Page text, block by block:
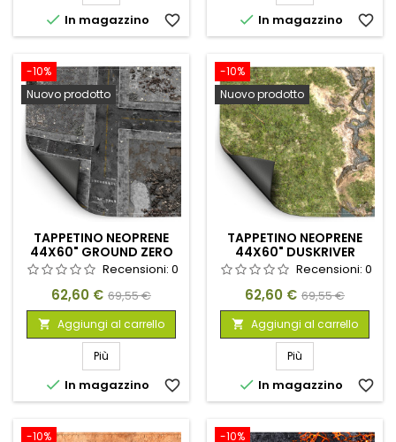
 In magazzino favorite_border  In magazzino favorite_border
-10%
Nuovo prodotto
TAPPETINO NEOPRENE
44X60" GROUND ZERO
DISTRICTRecensioni: 0
Prezzo
62,60 € Prezzo
base
69,55 €
 Aggiungi al carrello
Più
 In magazzino favorite_border
-10%
Nuovo prodotto
TAPPETINO NEOPRENE
44X60" DUSKRIVER
MEADOWSRecensioni: 0
Prezzo
62,60 € Prezzo
base
69,55 €
 Aggiungi al carrello
Più
 In magazzino favorite_border
-10% -10%